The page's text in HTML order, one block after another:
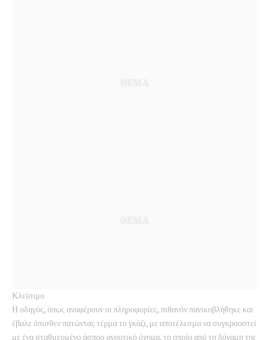
Κλείσιμο
Η οδηγός, όπως αναφέρουν οι πληροφορίες, πιθανόν πανικοβλήθηκε και
έβαλε όπισθεν πατώντας τέρμα το γκάζι, με αποτέλεσμα να συγκρουστεί
με ένα σταθμευμένο άσπρο αγροτικό όχημα, το οποίο από τη δύναμη της